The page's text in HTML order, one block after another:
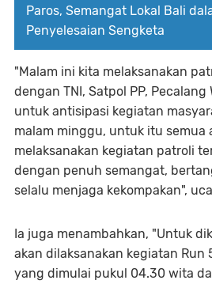
Paros, Semangat Lokal Bali
Penyelesaian Sengketa
"Malam ini kita melaksanakan
dengan TNI, Satpol PP,
untuk antisipasi kegiatan
malam minggu, untuk itu semua
melaksanakan kegiatan patroli
dengan penuh semangat,
selalu menjaga kekompakan",
Ia juga menambahkan, "Untuk
akan dilaksanakan kegiatan Run
yang dimulai pukul 04.30 wita